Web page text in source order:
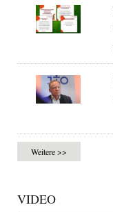
Weitere >>
VIDEO